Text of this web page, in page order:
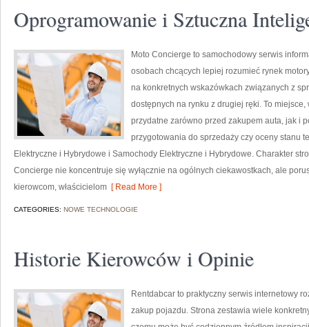
Oprogramowanie i Sztuczna
Moto Concierge to samochodowy serwis
osobach chcących lepiej rozumieć rynek
na konkretnych wskazówkach związanych z
dostępnych na rynku z drugiej ręki. To
przydatne zarówno przed zakupem auta, jak i
przygotowania do sprzedaży czy oceny stanu
Elektryczne i Hybrydowe i Samochody Elektryczne i Hybrydowe. Charakter
Concierge nie koncentruje się wyłącznie na ogólnych ciekawostkach, ale
kierowcom, właścicielom [ Read More ]
CATEGORIES: NOWE TECHNOLOGIE
Historie Kierowców i Opinie
Rentdabcar to praktyczny serwis internetowy
zakup pojazdu. Strona zestawia wiele